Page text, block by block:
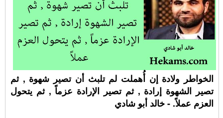
الخواطر ولادة إن أُهملت لم تلبث أن تصير شهوة , ثم
تصير الشهوة إرادة , ثم تصير الإرادة عزماً , ثم يتحول
العزم عملاً. - خالد أبو شادي